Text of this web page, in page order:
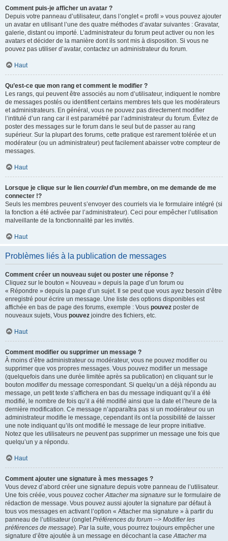
Comment puis-je afficher un avatar ?
Depuis votre panneau d’utilisateur, dans l’onglet « profil » vous pouvez ajouter
un avatar en utilisant l’une des quatre méthodes d’avatar suivantes : Gravatar,
galerie, distant ou importé. L’administrateur du forum peut activer ou non les
avatars et décider de la manière dont ils sont mis à disposition. Si vous ne
pouvez pas utiliser d’avatar, contactez un administrateur du forum.
Haut
Qu’est-ce que mon rang et comment le modifier ?
Les rangs, qui peuvent être associés au nom d’utilisateur, indiquent le nombre
de messages postés ou identifient certains membres tels que les modérateurs
et administrateurs. En général, vous ne pouvez pas directement modifier
l’intitulé d’un rang car il est paramétré par l’administrateur du forum. Évitez de
poster des messages sur le forum dans le seul but de passer au rang
supérieur. Sur la plupart des forums, cette pratique est rarement tolérée et un
modérateur (ou un administrateur) peut facilement abaisser votre compteur de
messages.
Haut
Lorsque je clique sur le lien courrield’un membre, on me demande de me
connecter !?
Seuls les membres peuvent s’envoyer des courriels via le formulaire intégré (si
la fonction a été activée par l’administrateur). Ceci pour empêcher l’utilisation
malveillante de la fonctionnalité par les invités.
Haut
Problèmes liés à la publication de messages
Comment créer un nouveau sujet ou poster une réponse ?
Cliquez sur le bouton « Nouveau » depuis la page d’un forum ou
« Répondre » depuis la page d’un sujet. Il se peut que vous ayez besoin d’être
enregistré pour écrire un message. Une liste des options disponibles est
affichée en bas de page des forums, exemple : Vous pouvez poster de
nouveaux sujets, Vous pouvez joindre des fichiers, etc.
Haut
Comment modifier ou supprimer un message ?
À moins d’être administrateur ou modérateur, vous ne pouvez modifier ou
supprimer que vos propres messages. Vous pouvez modifier un message
(quelquefois dans une durée limitée après sa publication) en cliquant sur le
bouton modifierdu message correspondant. Si quelqu’un a déjà répondu au
message, un petit texte s’affichera en bas du message indiquant qu’il a été
modifié, le nombre de fois qu’il a été modifié ainsi que la date et l’heure de la
dernière modification. Ce message n’apparaîtra pas si un modérateur ou un
administrateur modifie le message, cependant ils ont la possibilité de laisser
une note indiquant qu’ils ont modifié le message de leur propre initiative.
Notez que les utilisateurs ne peuvent pas supprimer un message une fois que
quelqu’un y a répondu.
Haut
Comment ajouter une signature à mes messages ?
Vous devez d’abord créer une signature depuis votre panneau de l’utilisateur.
Une fois créée, vous pouvez cocherAttacher ma signature sur le formulaire de
rédaction de message. Vous pouvez aussi ajouter la signature par défaut à
tous vos messages en activant l’option « Attacher ma signature » à partir du
panneau de l’utilisateur (ongletPréférences du forum --> Modifier les
préférences de message). Par la suite, vous pourrez toujours empêcher une
signature d’être ajoutée à un message en décochant la caseAttacher ma